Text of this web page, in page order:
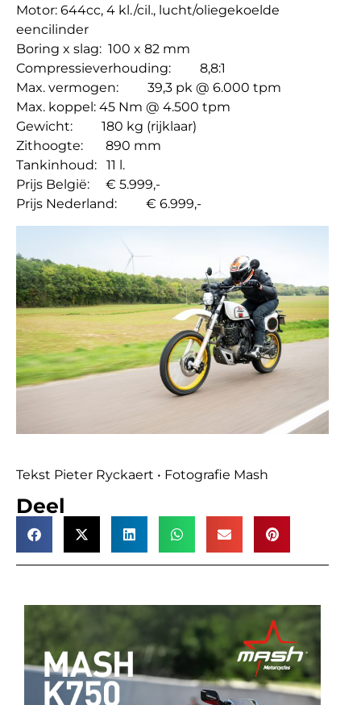
Motor: 644cc, 4 kl./cil., lucht/oliegekoelde
eencilinder
Boring x slag: 100 x 82 mm
Compressieverhouding: 8,8:1
Max. vermogen: 39,3 pk @ 6.000 tpm
Max. koppel: 45 Nm @ 4.500 tpm
Gewicht: 180 kg (rijklaar)
Zithoogte: 890 mm
Tankinhoud: 11 l.
Prijs België: € 5.999,-
Prijs Nederland: € 6.999,-
Tekst Pieter Ryckaert • Fotografie Mash
Deel